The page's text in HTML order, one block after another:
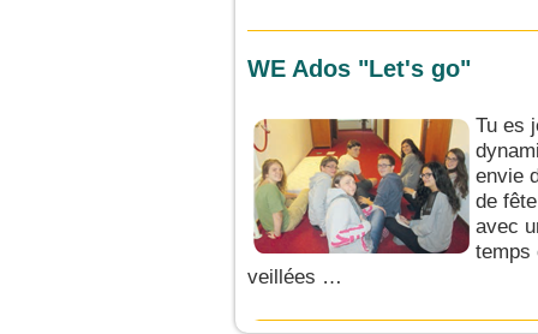
WE Ados "Let's go"
Tu es
envie
de
avec
temps
veillées …